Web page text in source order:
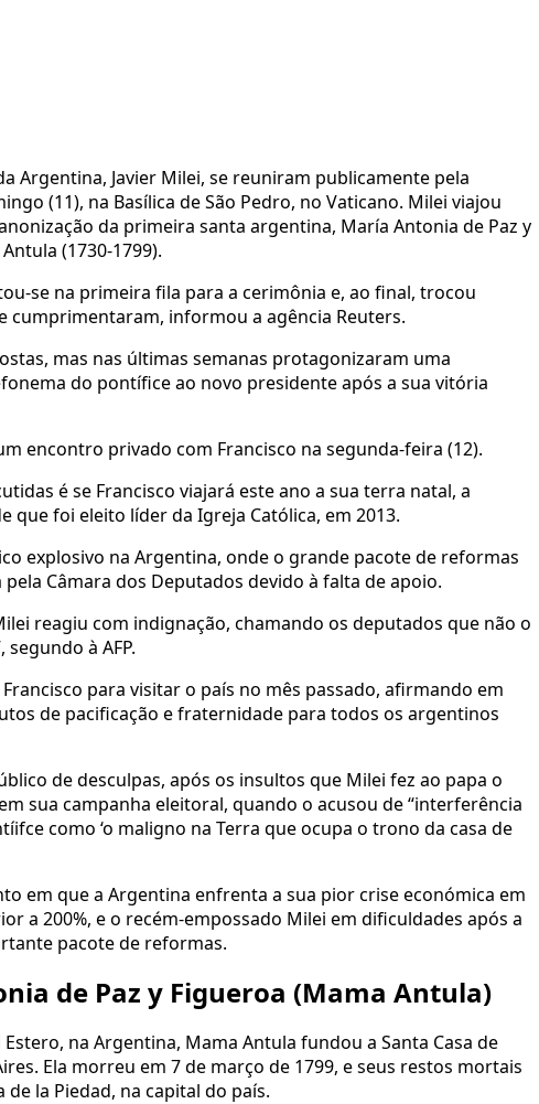
Argentina, Javier Milei, se reuniram publicamente pela
(11), na Basílica de São Pedro, no Vaticano. Milei viajou
da primeira santa argentina, María Antonia de Paz y
(1730-1799).
se na primeira fila para a cerimônia e, ao final, trocou
cumprimentaram, informou a agência Reuters.
mas nas últimas semanas protagonizaram uma
do pontífice ao novo presidente após a sua vitória
encontro privado com Francisco na segunda-feira (12).
é se Francisco viajará este ano a sua terra natal, a
que foi eleito líder da Igreja Católica, em 2013.
explosivo na Argentina, onde o grande pacote de reformas
Câmara dos Deputados devido à falta de apoio.
reagiu com indignação, chamando os deputados que não o
à AFP.
para visitar o país no mês passado, afirmando em
de pacificação e fraternidade para todos os argentinos
de desculpas, após os insultos que Milei fez ao papa o
sua campanha eleitoral, quando o acusou de “interferência
como ‘o maligno na Terra que ocupa o trono da casa de
em que a Argentina enfrenta a sua pior crise económica em
a 200%, e o recém-empossado Milei em dificuldades após a
pacote de reformas.
de Paz y Figueroa (Mama Antula)
na Argentina, Mama Antula fundou a Santa Casa de
Ela morreu em 7 de março de 1799, e seus restos mortais
la Piedad, na capital do país.